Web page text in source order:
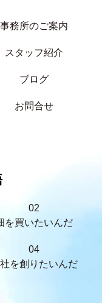
事務所のご案内
スタッフ紹介
ブログ
お問合せ
02
を買いたいんだ
04
を創りたいんだ